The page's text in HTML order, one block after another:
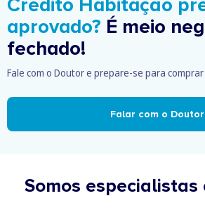
Crédito Habitação
aprovado? É meio
fechado!
Fale com o Doutor e prepare-se para comprar
Falar com o Doutor
Somos